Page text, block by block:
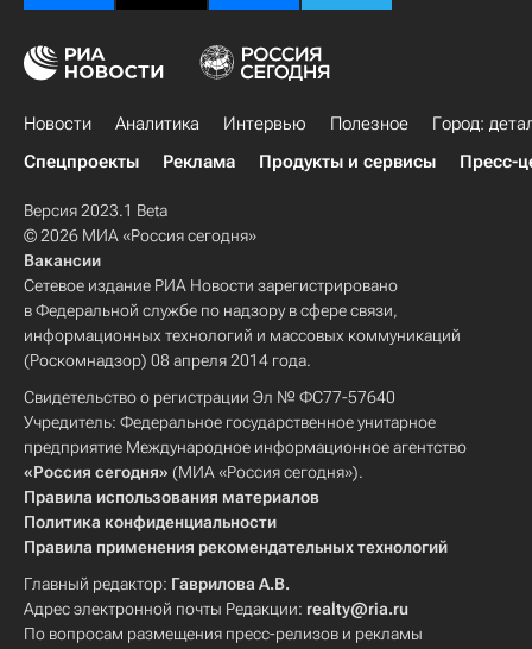
Новости Аналитика Интервью Полезное
Город:
Спецпроекты
Реклама Продукты и сервисы Пресс-
Версия 2023.1 Beta
© 2026 МИА «Россия сегодня»
Вакансии
Сетевое издание РИА Новости зарегистрировано
в Федеральной службе по надзору в сфере связи,
информационных технологий и массовых коммуникаций
(Роскомнадзор) 08 апреля 2014 года.
Свидетельство о регистрации Эл № ФС77-57640
Учредитель: Федеральное государственное унитарное
предприятие Международное информационное агентство
«Россия сегодня» (МИА «Россия сегодня»).
Правила использования материалов
Политика конфиденциальности
Правила применения рекомендательных технологий
Главный редактор: Гаврилова А.В.
Адрес электронной почты Редакции: realty@ria.ru
По вопросам размещения пресс-релизов и рекламы